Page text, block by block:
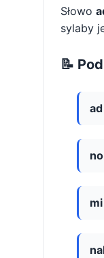
Słowo
sylaby
📝
ad
no
mi